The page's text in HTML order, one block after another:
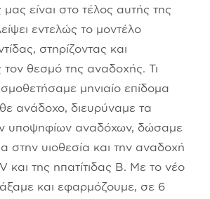
μας είναι στο τέλος αυτής της
εντελώς το μοντέλο
στηρίζοντας και
θεσμό της αναδοχής. Τι
μηνιαίο επίδομα
ανάδοχο, διευρύναμε τα
υποψηφίων αναδόχων, δώσαμε
στην υιοθεσία και την αναδοχή
και της ηπατίτιδας Β. Με το νέο
και εφαρμόζουμε, σε 6